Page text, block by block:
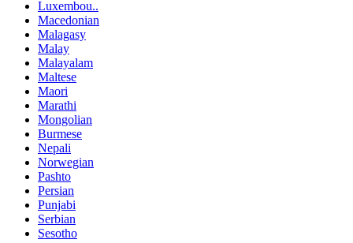
Luxembou..
Macedonian
Malagasy
Malay
Malayalam
Maltese
Maori
Marathi
Mongolian
Burmese
Nepali
Norwegian
Pashto
Persian
Punjabi
Serbian
Sesotho